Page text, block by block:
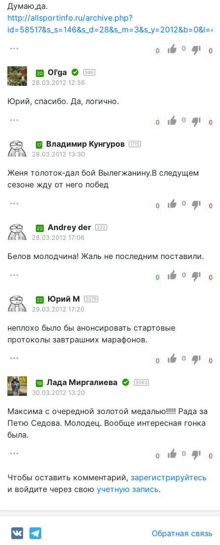
Думаю,да.
http://allsportinfo.ru/archive.php?
id=58517&s_s=146&s_d=28&s_m=3&s_y=2012&b=0&l=40
0 0 0
20 Оl'ga 986
28.03.2012 12:56
Юрий, спасибо. Да, логично.
0 0 0
17 Владимир Кунгуров 1715
28.03.2012 13:30
Женя толоток-дал бой Вылегжанину.В следущем
сезоне жду от него побед
0 0 0
22 Andrey der 222
28.03.2012 17:06
Белов молодчина! Жаль не последним поставили.
0 0 0
22 Юрий М 2079
29.03.2012 17:20
неплохо было бы анонсировать стартовые
протоколы завтрашних марафонов.
0 0 0
19 Лада Миргалиева 5063
30.03.2012 13:20
Максима с очередной золотой медалью!!!!! Рада за
Петю Седова. Молодец. Вообще интересная гонка
была.
0 0 0
Чтобы оставить комментарий, зарегистрируйтесь
и войдите через свою учетную запись.
Обратная связь